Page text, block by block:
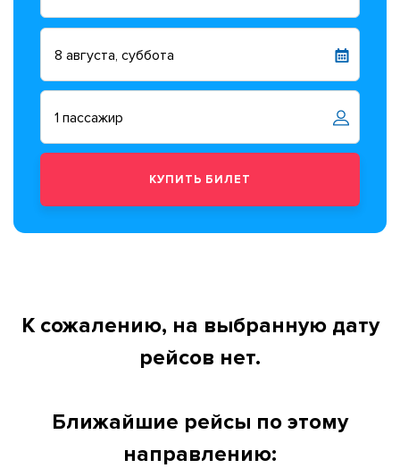
К сожалению, на выбранную дату
рейсов нет.
Ближайшие рейсы по этому
направлению: